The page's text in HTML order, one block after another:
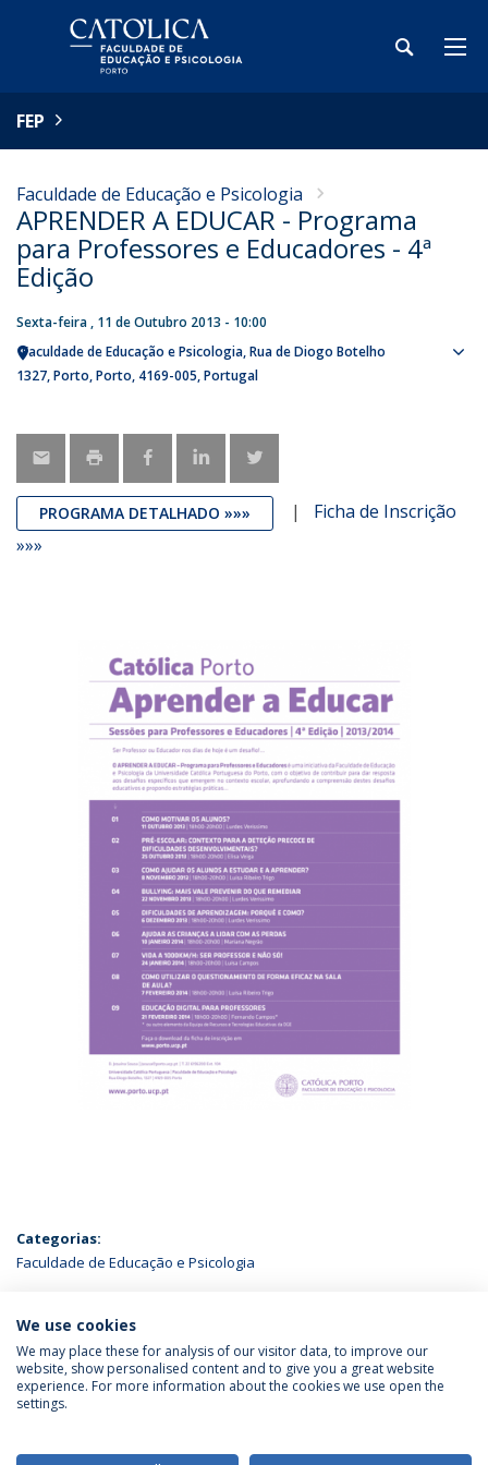
FEP
Faculdade de Educação e Psicologia
APRENDER A EDUCAR - Programa
para Professores e Educadores - 4ª
Edição
Sexta-feira , 11 de Outubro 2013 - 10:00
Faculdade de Educação e Psicologia Rua de Diogo Botelho
1327 Porto Porto 4169-005 Portugal
PROGRAMA DETALHADO »»» | Ficha de Inscrição
»»»
Categorias:
Faculdade de Educação e Psicologia
ÚLTIMAS NOTÍCIAS
Política de Privacidade
Termos & Condições
We use cookies
We may place these for analysis of our visitor data, to improve our
website, show personalised content and to give you a great website
experience. For more information about the cookies we use open the
settings.